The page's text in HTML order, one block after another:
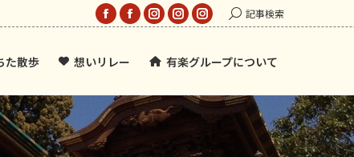
Facebook
opens
new
window
Facebook
opens
new
window
Instagram
opens
new
window
Instagram
opens
new
Instagram
opens
new
window
Search:記事検索
た散歩 想いリレー 有楽グループについて